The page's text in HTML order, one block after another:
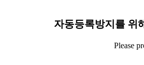
자동등록방지를 위
Please